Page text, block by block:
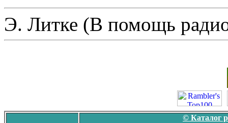
Э. Литке (В помощь
© Каталог